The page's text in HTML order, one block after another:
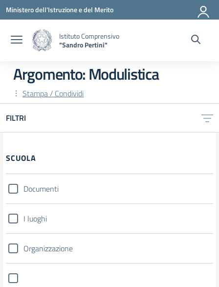
Vai ai contenuti
Vai al menu di navigazione
Vai al footer
Ministero dell'Istruzione e del Merito
Istituto Comprensivo
"Sandro Pertini"
Argomento: Modulistica
Stampa / Condividi
FILTRI
SCUOLA
Documenti
I luoghi
Organizzazione